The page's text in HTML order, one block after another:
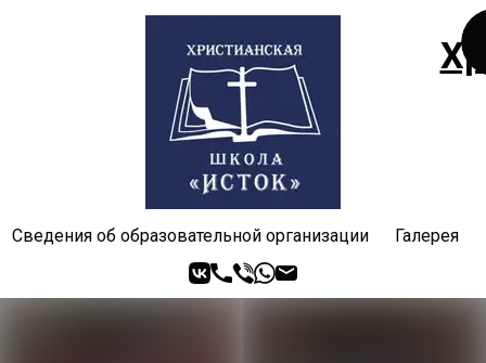
Сведения об образовательной организации Галерея